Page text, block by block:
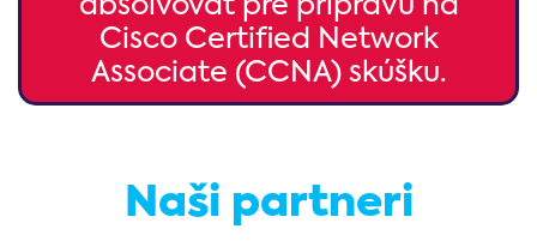
Cisco Certified Network
Associate (CCNA) skúšku.
Naši partneri